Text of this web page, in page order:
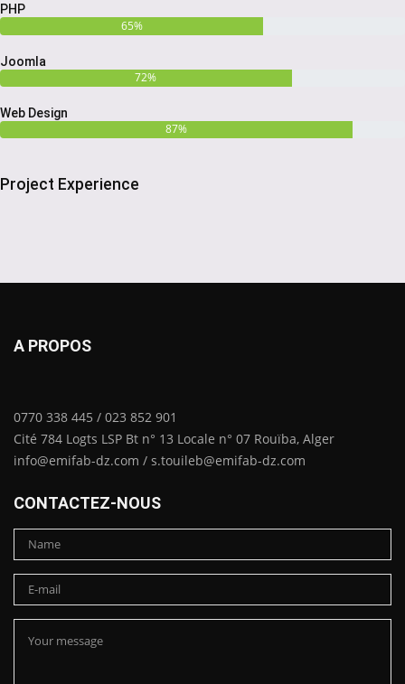
PHP
65%
Joomla
72%
Web Design
87%
Project Experience
A PROPOS
0770 338 445 / 023 852 901
Cité 784 Logts LSP Bt n° 13 Locale n° 07 Rouïba, Alger
info@emifab-dz.com / s.touileb@emifab-dz.com
CONTACTEZ-NOUS